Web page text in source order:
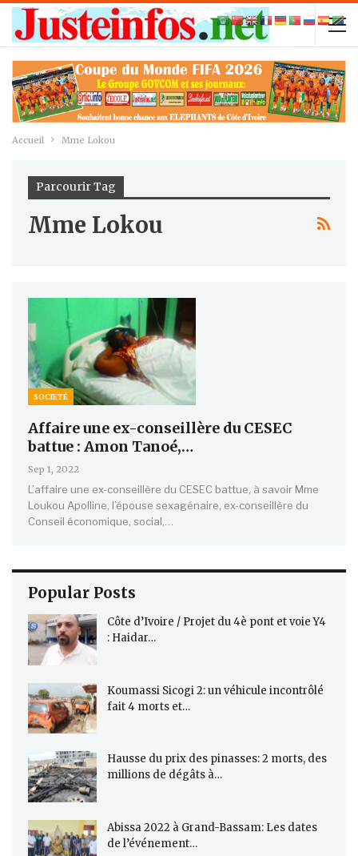
Accueil Mme Lokou
Parcourir Tag
Mme Lokou
SOCIETÉ
Affaire une ex-conseillère du CESEC
battue : Amon Tanoé,…
Sep 1, 2022
L’affaire une ex-conseillère du CESEC battue, à savoir Mme
Loukou Apolline, l’épouse sexagénaire, ex-conseillère du
Conseil économique, social,…
Popular Posts
Côte d’Ivoire / Projet du 4è pont et voie Y4
: Haidar…
Koumassi Sicogi 2: un véhicule incontrôlé
fait 4 morts et…
Hausse du prix des pinasses: 2 morts, des
millions de dégâts à…
Abissa 2022 à Grand-Bassam: Les dates
de l’événement…